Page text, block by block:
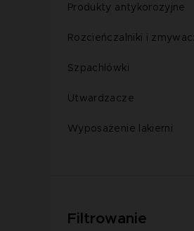
Produkty antykorozyjne
Rozcieńczalniki i
Szpachlówki
Utwardzacze
Wyposażenie lakierni
Filtrowanie